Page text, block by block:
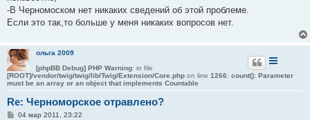
-В Черномоском нет никаких сведений об этой проблеме.
Если это так,то больше у меня никаких вопросов нет.
ольга 2009
[phpBB Debug] PHP Warning: in file
[ROOT]/vendor/twig/twig/lib/Twig/Extension/Core.php on line 1266: count(): Parameter
must be an array or an object that implements Countable
Re: Черноморское отравлено?
С04 мар 2011, 23:22